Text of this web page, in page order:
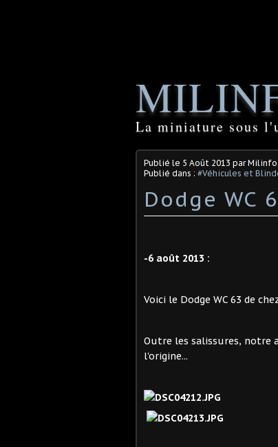
La miniature sous
Publié le 5 Août 2013 par Milinfo
Publié dans : #Véhicules et
Dodge WC
-6 août 2013 :
Voici le Dodge WC 63 de
Outre les salissures, notre
l'origine...